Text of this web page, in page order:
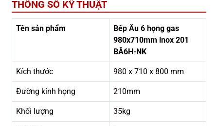
THÔNG SỐ KỸ THUẬT
Tên sản phẩm
Bếp Âu 6 họng gas
980x710mm inox 201
BÂ6H-NK
Kích thước 980 x 710 x 800 mm
Đường kính họng 210mm
Khối lượng 35kg